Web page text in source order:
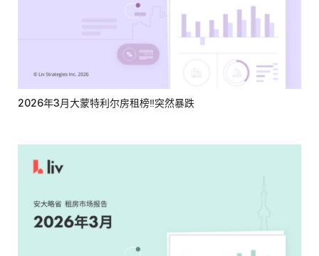
2026年3月大蒙特利尔房租榜‼️突然暴跌